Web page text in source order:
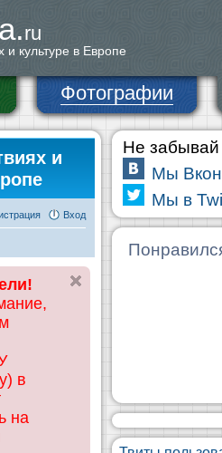
ru
и культуре в Европе
Фотографии
и
Вход
в
на
Не забывай
Мы
Мы в